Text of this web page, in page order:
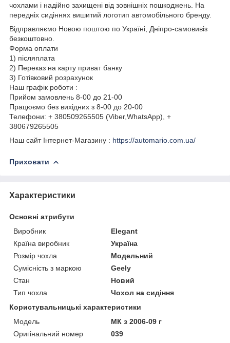
чохлами і надійно захищені від зовнішніх пошкоджень. На
передніх сидіннях вишитий логотип автомобільного бренду.
Відправляємо Новою поштою по Україні, Дніпро-самовивіз
безкоштовно.
Форма оплати
1) післяплата
2) Переказ на карту приват банку
3) Готівковий розрахунок
Наш графік роботи :
Прийом замовлень 8-00 до 21-00
Працюємо без вихідних з 8-00 до 20-00
Телефони: + 380509265505 (Viber,WhatsApp), +
380679265505
Наш сайт Інтернет-Магазину : https://automario.com.ua/
Приховати
Характеристики
Основні атрибути
Виробник
Elegant
Країна виробник
Україна
Розмір чохла
Модельний
Сумісність з маркою
Geely
Стан
Новий
Тип чохла
Чохол на сидіння
Користувальницькі характеристики
Мoдель
МК з 2006-09 г
Оригінальний номер
039